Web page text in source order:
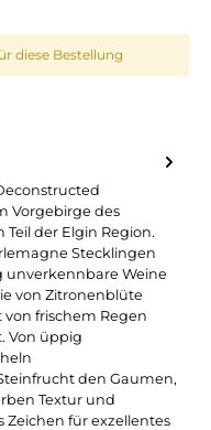
diese Bestellung
Vorgebirge des
der Elgin Region.
Stecklingen
unverkennbare Weine
von Zitronenblüte
frischem Regen
Von üppig
den Gaumen,
Textur und
Zeichen für exzellentes